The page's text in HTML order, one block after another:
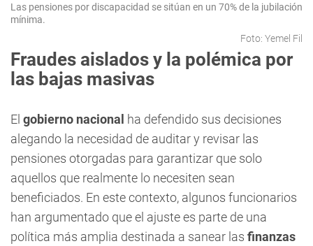
Las pensiones por discapacidad se sitúan en un 70% de la jubilación
mínima.
Foto: Yemel Fil
Fraudes aislados y la polémica por
las bajas masivas
El gobierno nacional ha defendido sus decisiones
alegando la necesidad de auditar y revisar las
pensiones otorgadas para garantizar que solo
aquellos que realmente lo necesiten sean
beneficiados. En este contexto, algunos funcionarios
han argumentado que el ajuste es parte de una
política más amplia destinada a sanear las finanzas